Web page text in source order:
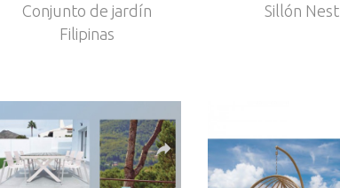
Conjunto de jardín
Filipinas
Sillón Nest